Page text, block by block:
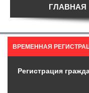
ГЛАВНАЯ
ВРЕМЕННАЯ
Регистрация